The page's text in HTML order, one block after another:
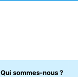
Qui sommes-nous ?